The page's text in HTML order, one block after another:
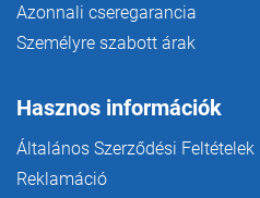
Azonnali cseregarancia
Személyre szabott árak
Hasznos információk
Általános Szerződési Feltételek
Reklamáció